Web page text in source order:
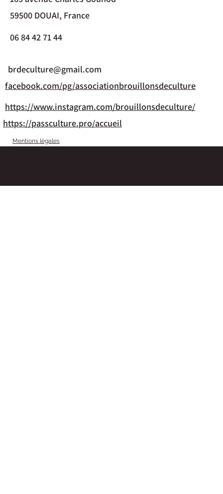
59500 DOUAI, France
06 84 42 71 44
brdeculture@gmail.com
facebook.com/pg/associationbrouillonsdeculture
https://www.instagram.com/brouillonsdeculture/
https://passculture.pro/accueil
Mentions légales